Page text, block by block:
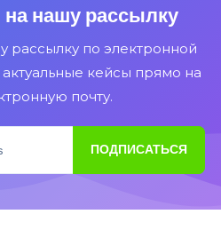
нашу рассылку
рассылку по электронной
актуальные кейсы прямо на
почту.
ПОДПИСАТЬСЯ